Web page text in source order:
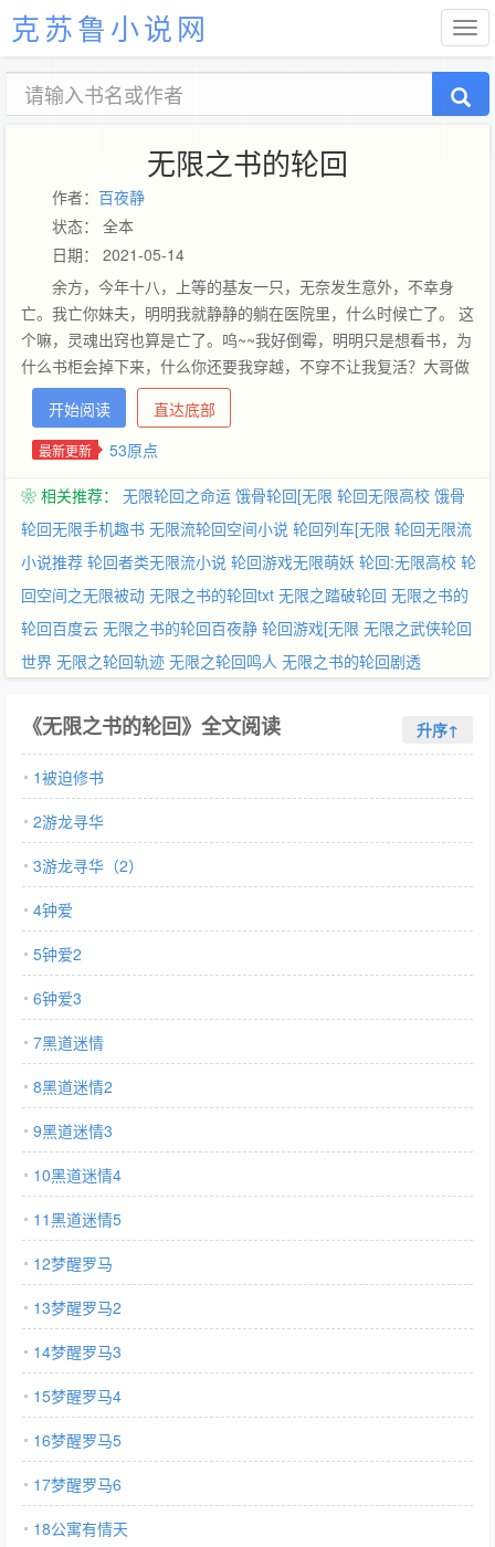
克苏鲁小说网
无限之书的轮回
作者： 百夜静
状态： 全本
日期： 2021-05-14
余方，今年十八，上等的基友一只，无奈发生意外，不幸身
亡。我亡你妹夫，明明我就静静的躺在医院里，什么时候亡了。 这
个嘛，灵魂出窍也算是亡了。呜~~我好倒霉，明明只是想看书，为
什么书柜会掉下来，什么你还要我穿越，不穿不让我复活？大哥做
人要厚道喔 对作者来说，评论是最大的鼓舞喔其实这就是一本二货
穿越书的故事，让二货把故事都改得面目全非吧。
记得来看啊。————
开始阅读 直达底部
最新更新 53原点
❀ 相关推荐： 无限轮回之命运 饿骨轮回[无限 轮回无限高校 饿骨
轮回无限手机趣书 无限流轮回空间小说 轮回列车[无限 轮回无限流
小说推荐 轮回者类无限流小说 轮回游戏无限萌妖 轮回:无限高校 轮
回空间之无限被动 无限之书的轮回txt 无限之踏破轮回 无限之书的
轮回百度云 无限之书的轮回百夜静 轮回游戏[无限 无限之武侠轮回
世界 无限之轮回轨迹 无限之轮回鸣人 无限之书的轮回剧透
《无限之书的轮回》全文阅读 升序↑
1被迫修书
2游龙寻华
3游龙寻华（2）
4钟爱
5钟爱2
6钟爱3
7黑道迷情
8黑道迷情2
9黑道迷情3
10黑道迷情4
11黑道迷情5
12梦醒罗马
13梦醒罗马2
14梦醒罗马3
15梦醒罗马4
16梦醒罗马5
17梦醒罗马6
18公寓有情天